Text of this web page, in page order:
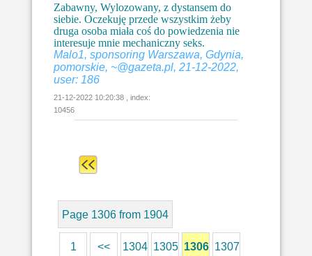
Zabawny, Wylozowany, z dystansem do
siebie. Oczekuję przede wszystkim żeby
druga osoba miała coś do powiedzenia nie
interesuje mnie mechaniczny seks.
Malo1, sponsoring Warszawa, Gdynia,
pomorskie, ~@gazeta.pl, 21-12-2022,
user: 186
21-12-2022 10:20:38 , index:
10456
Page 1306 from 1904
1 << 1304 1305 1306 1307